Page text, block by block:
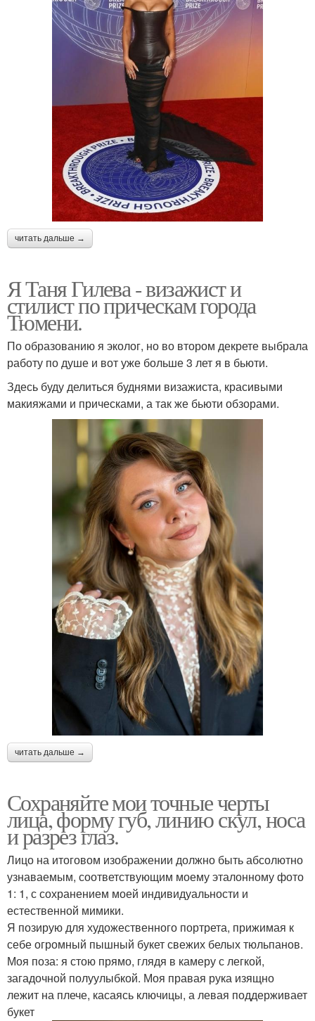
читать дальше →
Я Таня Гилева - визажист и
стилист по прическам города
Тюмени.
По образованию я эколог, но во втором декрете выбрала
работу по душе и вот уже больше 3 лет я в бьюти.
Здесь буду делиться буднями визажиста, красивыми
макияжами и прическами, а так же бьюти обзорами.
читать дальше →
Сохраняйте мои точные черты
лица, форму губ, линию скул, носа
и разрез глаз.
Лицо на итоговом изображении должно быть абсолютно
узнаваемым, соответствующим моему эталонному фото
1: 1, с сохранением моей индивидуальности и
естественной мимики.
Я позирую для художественного портрета, прижимая к
себе огромный пышный букет свежих белых тюльпанов.
Моя поза: я стою прямо, глядя в камеру с легкой,
загадочной полуулыбкой. Моя правая рука изящно
лежит на плече, касаясь ключицы, а левая поддерживает
букет